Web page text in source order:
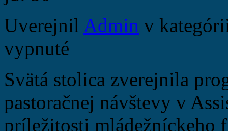
Uverejnil Admin v
vypnuté
Svätá stolica zverejnila
pastoračnej návštevy v
príležitosti mládežníckeho